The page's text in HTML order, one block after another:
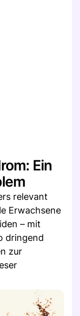
Ein
relevant
Erwachsene
– mit
dringend
zur